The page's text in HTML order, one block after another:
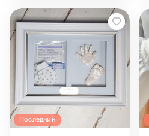
Последний